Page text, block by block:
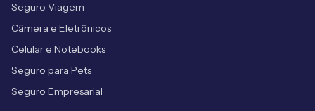
Seguro Viagem
Câmera e Eletrônicos
Celular e Notebooks
Seguro para Pets
Seguro Empresarial